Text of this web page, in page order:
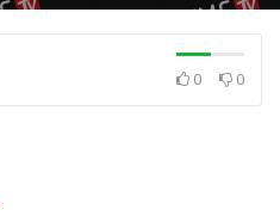
0 0